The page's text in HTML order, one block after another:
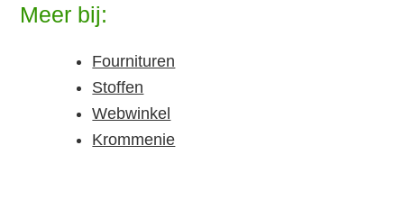
Meer bij:
Fournituren
Stoffen
Webwinkel
Krommenie